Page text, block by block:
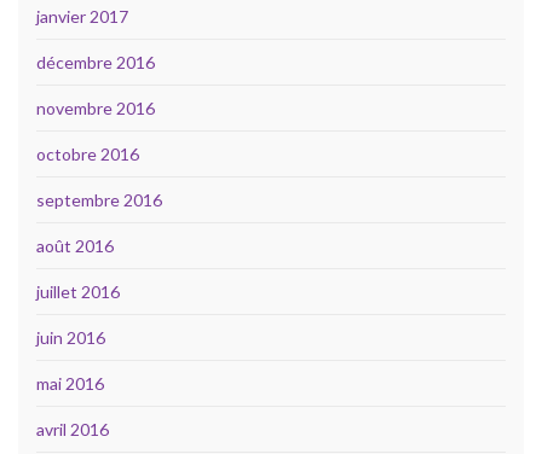
janvier 2017
décembre 2016
novembre 2016
octobre 2016
septembre 2016
août 2016
juillet 2016
juin 2016
mai 2016
avril 2016